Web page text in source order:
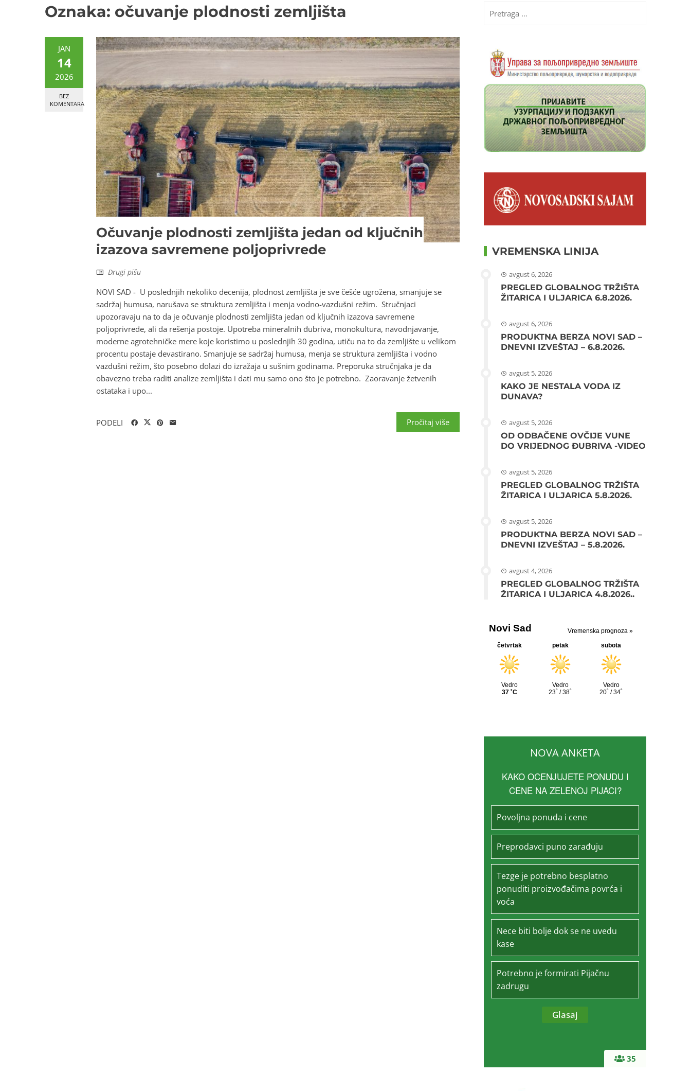
Oznaka: očuvanje plodnosti zemljišta
JAN
14
2026
BEZ
KOMENTARA
Očuvanje plodnosti zemljišta jedan od ključnih
izazova savremene poljoprivrede
Drugi pišu
NOVI SAD - U poslednjih nekoliko decenija, plodnost zemljišta je sve češće ugrožena, smanjuje se
sadržaj humusa, narušava se struktura zemljišta i menja vodno-vazdušni režim. Stručnjaci
upozoravaju na to da je očuvanje plodnosti zemljišta jedan od ključnih izazova savremene
poljoprivrede, ali da rešenja postoje. Upotreba mineralnih đubriva, monokultura, navodnjavanje,
moderne agrotehničke mere koje koristimo u poslednjih 30 godina, utiču na to da zemljište u velikom
procentu postaje devastirano. Smanjuje se sadržaj humusa, menja se struktura zemljišta i vodno
vazdušni režim, što posebno dolazi do izražaja u sušnim godinama. Preporuka stručnjaka je da
obavezno treba raditi analize zemljišta i dati mu samo ono što je potrebno. Zaoravanje žetvenih
ostataka i upo...
Pročitaj više
PODELI
za:
VREMENSKA LINIJA
avgust 6, 2026
PREGLED GLOBALNOG TRŽIŠTA
ŽITARICA I ULJARICA 6.8.2026.
avgust 6, 2026
PRODUKTNA BERZA NOVI SAD –
DNEVNI IZVEŠTAJ – 6.8.2026.
avgust 5, 2026
KAKO JE NESTALA VODA IZ
DUNAVA?
avgust 5, 2026
OD ODBAČENE OVČIJE VUNE
DO VRIJEDNOG ĐUBRIVA -VIDEO
avgust 5, 2026
PREGLED GLOBALNOG TRŽIŠTA
ŽITARICA I ULJARICA 5.8.2026.
avgust 5, 2026
PRODUKTNA BERZA NOVI SAD –
DNEVNI IZVEŠTAJ – 5.8.2026.
avgust 4, 2026
PREGLED GLOBALNOG TRŽIŠTA
ŽITARICA I ULJARICA 4.8.2026..
35
NOVA ANKETA
KAKO OCENJUJETE PONUDU I
CENE NA ZELENOJ PIJACI?
Povoljna ponuda i cene
Preprodavci puno zarađuju
Tezge je potrebno besplatno
ponuditi proizvođačima povrća i
voća
Nece biti bolje dok se ne uvedu
kase
Potrebno je formirati Pijačnu
zadrugu